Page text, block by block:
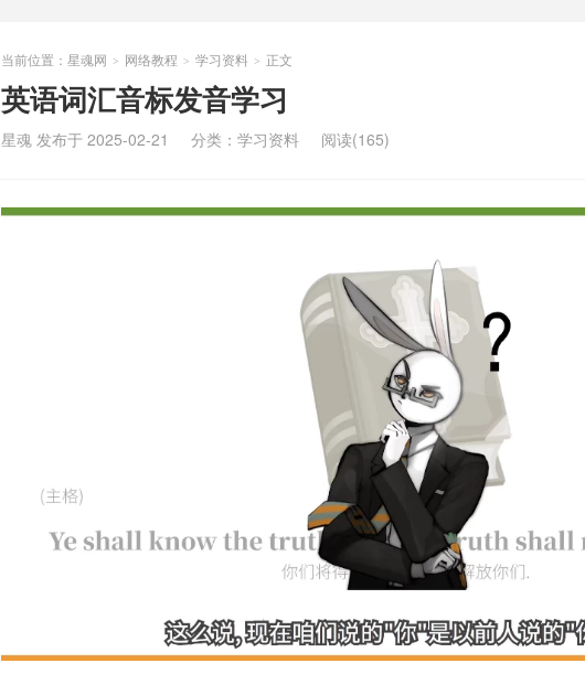
当前位置： 星魂网 > 网络教程 > 学习资料 > 正文
英语词汇音标发音学习
星魂 发布于 2025-02-21 分类： 学习资料 阅读(165)